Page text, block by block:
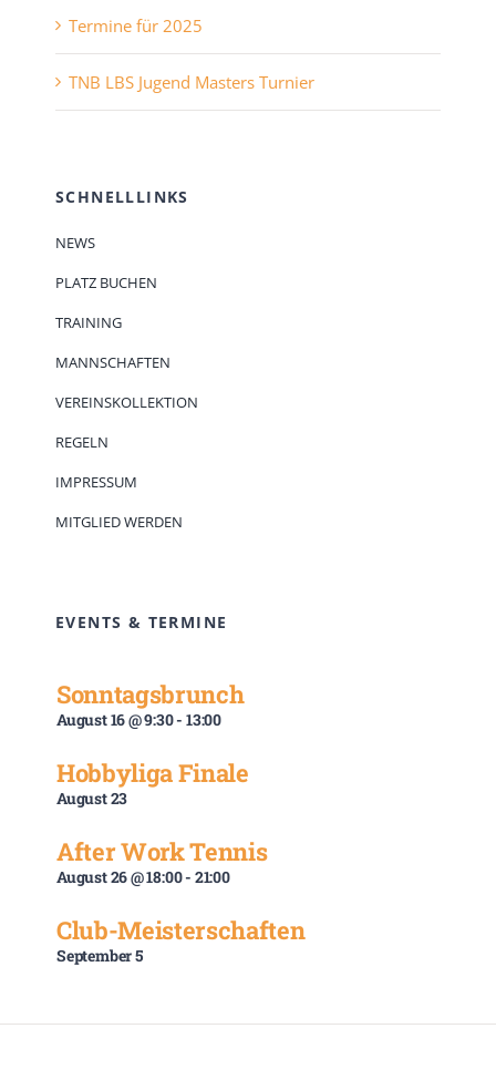
Termine für 2025
TNB LBS Jugend Masters Turnier
SCHNELLLINKS
NEWS
PLATZ BUCHEN
TRAINING
MANNSCHAFTEN
VEREINSKOLLEKTION
REGELN
IMPRESSUM
MITGLIED WERDEN
EVENTS & TERMINE
Sonntagsbrunch
August 16 @ 9:30- 13:00
Hobbyliga Finale
August 23
After Work Tennis
August 26 @ 18:00- 21:00
Club-Meisterschaften
September 5